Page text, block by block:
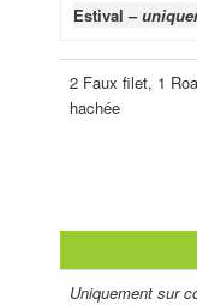
Estival –
2 Faux filet, 1
hachée
Uniquement sur